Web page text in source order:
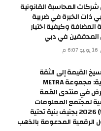
القانونية
في ضريبة
وكيفية اختيار
في دبي
إلى الثقة
الرقمية: مجموعة METRA
القمة
المعلومات
(WSIS) 2026 بجنيف بنية تحتية
المدعومة بالذهب